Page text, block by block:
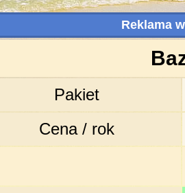
Reklama
Pakiet
Cena / rok